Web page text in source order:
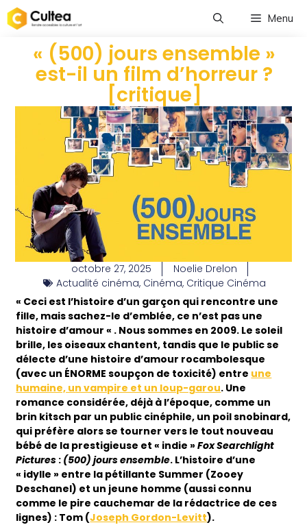
Menu
« (500) jours ensemble »
est-il un film d’horreur ?
[critique]
octobre 27, 2025
Noelie Drelon
Actualité cinéma, Cinéma, Critique Cinéma
« Ceci est l’histoire d’un garçon qui rencontre une
fille, mais sachez-le d’emblée, ce n’est pas une
histoire d’amour « . Nous sommes en 2009. Le soleil
brille, les oiseaux chantent, tandis que le public se
délecte d’une histoire d’amour rocambolesque
(avec un ÉNORME soupçon de toxicité) entre une
humaine, un vampire et un loup-garou. Une
romance considérée, déjà à l’époque, comme un
brin kitsch par un public cinéphile, un poil snobinard,
qui préfère alors se tourner vers le tout nouveau
bébé de la prestigieuse et « indie »Fox Searchlight
Pictures : (500) jours ensemble. L’histoire d’une
« idylle » entre la pétillante Summer (Zooey
Deschanel) et un jeune homme (aussi connu
comme le pire cauchemar de la rédactrice de ces
lignes) : Tom (Joseph Gordon-Levitt).